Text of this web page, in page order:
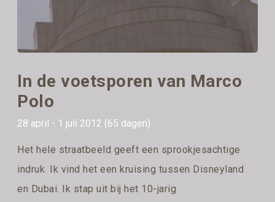
In de voetsporen van Marco
Polo
28 april - 1 juli 2012 (65 dagen)
Het hele straatbeeld geeft een sprookjesachtige
indruk. Ik vind het een kruising tussen Disneyland
en Dubai. Ik stap uit bij het 10-jarig